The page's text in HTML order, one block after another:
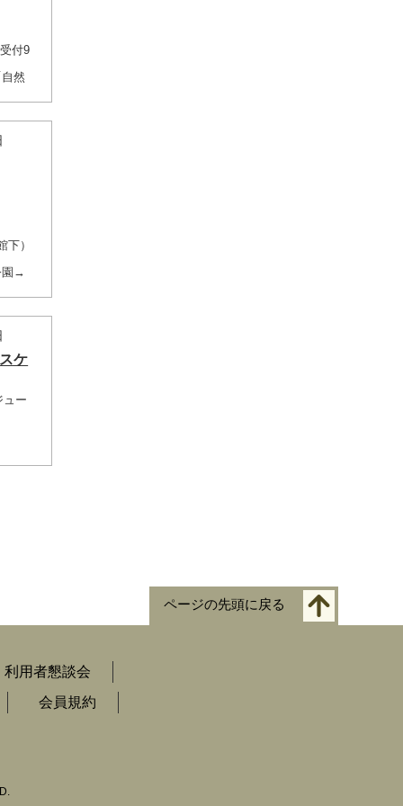
付9
然
）
園→
ケ
ー
ページの先頭に戻る
利用者懇談会
会員規約